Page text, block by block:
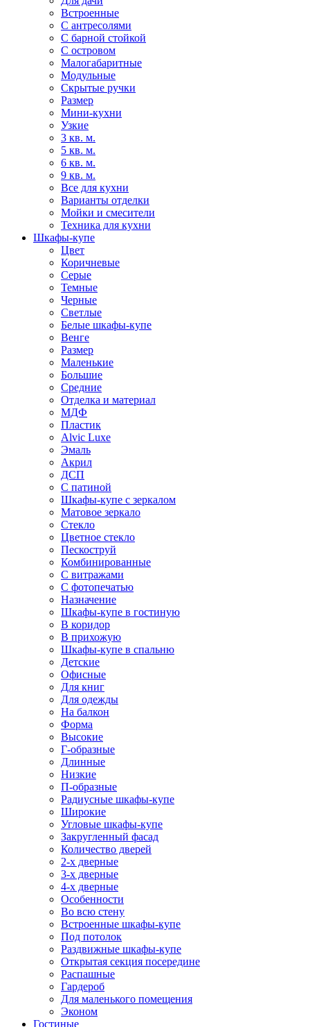
Встроенные
С антресолями
С барной стойкой
С островом
Малогабаритные
Модульные
Скрытые ручки
Размер
Мини-кухни
Узкие
3 кв. м.
5 кв. м.
6 кв. м.
9 кв. м.
Все для кухни
Варианты отделки
Мойки и смесители
Техника для кухни
Шкафы-купе
Цвет
Коричневые
Серые
Темные
Черные
Светлые
Белые шкафы-купе
Венге
Размер
Маленькие
Большие
Средние
Отделка и материал
МДФ
Пластик
Alvic Luxe
Эмаль
Акрил
ДСП
С патиной
Шкафы-купе с зеркалом
Матовое зеркало
Стекло
Цветное стекло
Пескоструй
Комбинированные
С витражами
С фотопечатью
Назначение
Шкафы-купе в гостиную
В коридор
В прихожую
Шкафы-купе в спальню
Детские
Офисные
Для книг
Для одежды
На балкон
Форма
Высокие
Г-образные
Длинные
Низкие
П-образные
Радиусные шкафы-купе
Широкие
Угловые шкафы-купе
Закругленный фасад
Количество дверей
2-х дверные
3-х дверные
4-х дверные
Особенности
Во всю стену
Встроенные шкафы-купе
Под потолок
Раздвижные шкафы-купе
Открытая секция посередине
Распашные
Гардероб
Для маленького помещения
Эконом
Гостиные